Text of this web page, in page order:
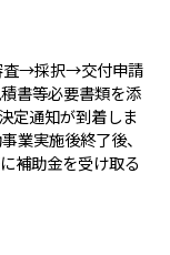
査→採択→交付申請
書等必要書類を添
定通知が到着しま
業実施後終了後、
補助金を受け取る